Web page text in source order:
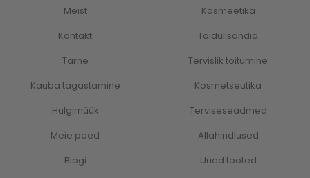
Meist
Kontakt
Tarne
Kauba tagastamine
Hulgimüük
Meie poed
Blogi
Kosmeetika
Toidulisandid
Tervislik toitumine
Kosmetseutika
Terviseseadmed
Allahindlused
Uued tooted